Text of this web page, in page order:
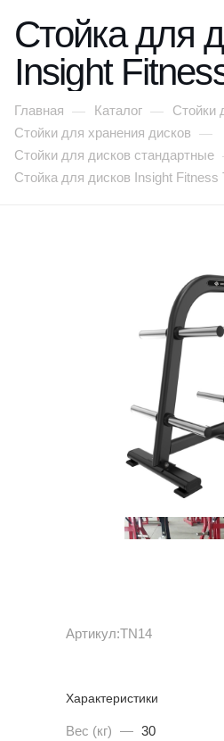
Стойка для
Insight
Главная — Каталог — Стойки
Стойки для хранения дисков —
Стойки для дисков стандартные
Стойка для дисков Insight Fitness
Артикул:TN14
Характеристики
Вес (кг) — 30